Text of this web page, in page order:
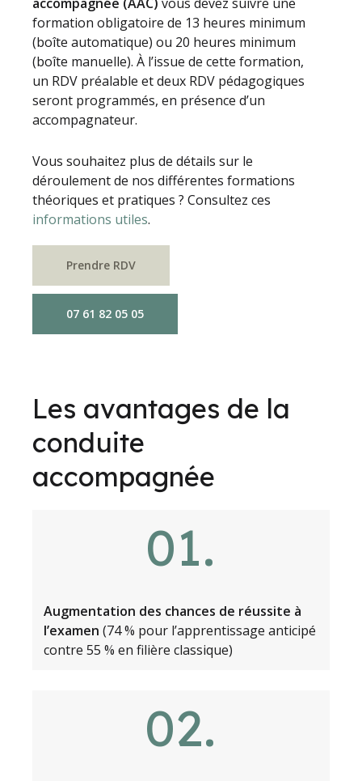
formation obligatoire de 13 heures minimum
(boîte automatique) ou 20 heures minimum
(boîte manuelle). À l’issue de cette formation,
un RDV préalable et deux RDV pédagogiques
seront programmés, en présence d’un
accompagnateur.
Vous souhaitez plus de détails sur le
déroulement de nos différentes formations
théoriques et pratiques ? Consultez ces
informations utiles.
Prendre RDV
07 61 82 05 05
Les avantages de la
conduite
accompagnée
01.
Augmentation des chances de réussite à
l’examen (74 % pour l’apprentissage anticipé
contre 55 % en filière classique)
02.